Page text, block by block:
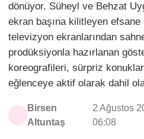
dönüyor. Süheyl ve Behzat
ekran başına kilitleyen efsane
televizyon ekranlarından
prodüksiyonla hazırlanan
koreografileri, sürpriz
eğlenceye aktif olarak dahil
Birsen
Altuntaş
2 Ağustos
06:08